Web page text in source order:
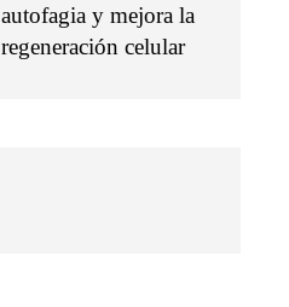
autofagia y mejora la
regeneración celular